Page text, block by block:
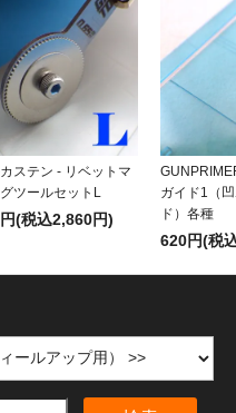
ステン - リベットマ
ツールセットL
(税込2,860円)
ガイド1（
ド）各種
620円(税